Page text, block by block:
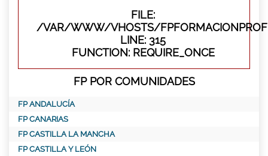
FILE:
/VAR/WWW/VHOSTS/
LINE: 315
FUNCTION: REQUIRE_ONCE
FP POR COMUNIDADES
FP ANDALUCÍA
FP CANARIAS
FP CASTILLA LA MANCHA
FP CASTILLA Y LEÓN